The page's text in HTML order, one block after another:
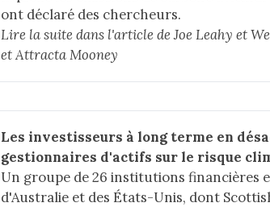
ont déclaré des chercheurs.
Lire la suite dans l'article de Joe Leahy et
et Attracta Mooney
Les investisseurs à long terme en
gestionnaires d'actifs sur le risque
Un groupe de 26 institutions financières
d'Australie et des États-Unis, dont